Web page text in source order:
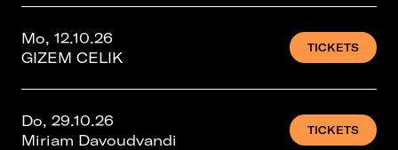
Mo, 12.10.26
GIZEM CELIK
TICKETS
Do, 29.10.26
Miriam Davoudvandi
TICKETS